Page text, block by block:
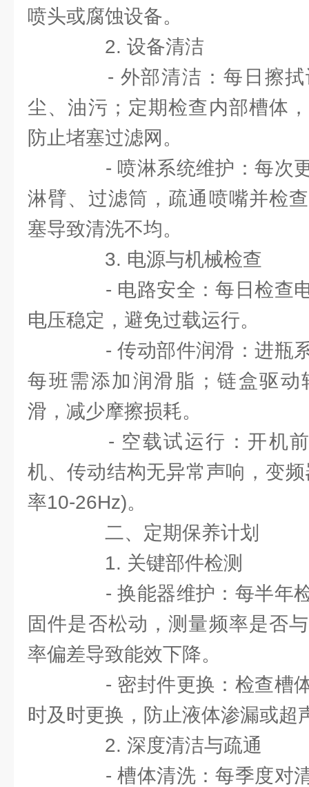
喷头或腐蚀设备。
2. 设备清洁
- 外部清洁：每日擦拭
尘、油污；定期检查内部槽体
防止堵塞过滤网。
- 喷淋系统维护：每次更
淋臂、过滤筒，疏通喷嘴并检
塞导致清洗不均。
3. 电源与机械检查
- 电路安全：每日检查电
电压稳定，避免过载运行。
- 传动部件润滑：进瓶系
每班需添加润滑脂；链盒驱动
滑，减少摩擦损耗。
- 空载试运行：开机前
机、传动结构无异常声响，变
率10-26Hz)。
二、定期保养计划
1. 关键部件检测
- 换能器维护：每半年检
固件是否松动，测量频率是否
率偏差导致能效下降。
- 密封件更换：检查槽体
时及时更换，防止液体渗漏或超
2. 深度清洁与疏通
- 槽体清洗：每季度对清